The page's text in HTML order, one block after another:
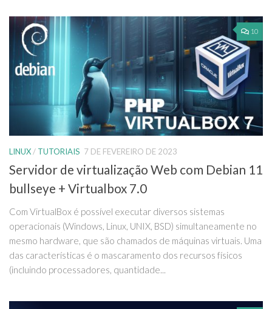
10
LINUX / TUTORIAIS 7 DE FEVEREIRO DE 2023
Servidor de virtualização Web com Debian 11
bullseye + Virtualbox 7.0
Com VirtualBox é possível executar diversos sistemas
operacionais (Windows, Linux, UNIX, BSD) simultaneamente no
mesmo hardware, que são chamados de máquinas virtuais. Uma
das características é o mascaramento dos recursos físicos
(incluindo processadores, quantidade...